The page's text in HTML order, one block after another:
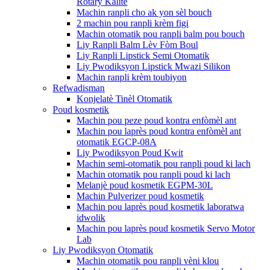
Machin ranpli cho ak yon sèl bouch
2 machin pou ranpli krèm figi
Machin otomatik pou ranpli balm pou bouch
Liy Ranpli Balm Lèv Fòm Boul
Liy Ranpli Lipstick Semi Otomatik
Liy Pwodiksyon Lipstick Mwazi Silikon
Machin ranpli krèm toubiyon
Refwadisman
Konjelatè Tinèl Otomatik
Poud kosmetik
Machin pou peze poud kontra enfòmèl ant
Machin pou laprès poud kontra enfòmèl ant
otomatik EGCP-08A
Liy Pwodiksyon Poud Kwit
Machin semi-otomatik pou ranpli poud ki lach
Machin otomatik pou ranpli poud ki lach
Melanjè poud kosmetik EGPM-30L
Machin Pulverizer poud kosmetik
Machin pou laprès poud kosmetik laboratwa
idwolik
Machin pou laprès poud kosmetik Servo Motor
Lab
Liy Pwodiksyon Otomatik
Machin otomatik pou ranpli vèni klou